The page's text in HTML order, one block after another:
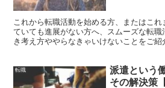
これから転職活動を始める方、またはこ
ていても進展がない方へ、スムーズな転
き考え方ややらなきゃいけないことをご紹
転職
派遣という
その解決策